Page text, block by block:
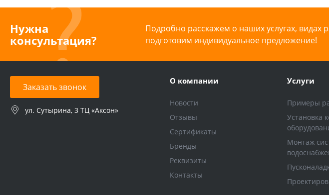
Нужна
консультация?
Подробно расскажем о наших услугах, видах
подготовим индивидуальное предложение!
Заказать звонок
ул. Сутырина, 3 ТЦ «Аксон»
О компании
Новости
Отзывы
Сертификаты
Бренды
Реквизиты
Контакты
Услуги
Примеры
Установка
Монтаж